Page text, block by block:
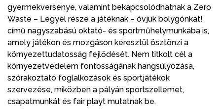
gyermekversenye, valamint bekapcsolódhatnak a Zero
Waste – Legyél része a játéknak – óvjuk bolygónkat!
című nagyszabású oktató- és sportműhelymunkába is,
amely játékon és mozgáson keresztül ösztönzi a
környezettudatosság fejlődését. Nem titkolt cél a
környezetvédelem fontosságának hangsúlyozása,
szórakoztató foglalkozások és sportjátékok
szervezése, miközben a pályán sportszellemet,
csapatmunkát és fair playt mutatnak be.